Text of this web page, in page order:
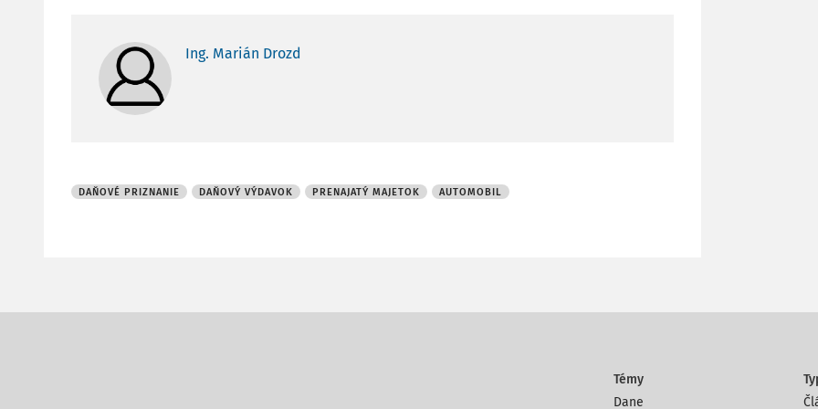
Ing. Marián Drozd
DAŇOVÉ PRIZNANIE DAŇOVÝ VÝDAVOK PRENAJATÝ MAJETOK AUTOMOBIL
Témy
Dane